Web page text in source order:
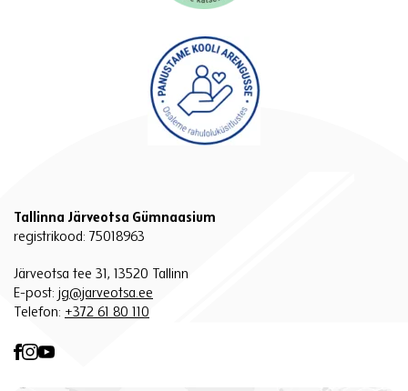
Tallinna Järveotsa Gümnaasium
registrikood: 75018963
Järveotsa tee 31, 13520 Tallinn
E-post: jg@jarveotsa.ee
Telefon: +372 61 80 110